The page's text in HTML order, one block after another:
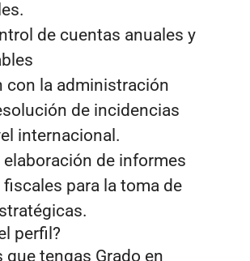
de cuentas anuales y
con la administración
de incidencias
internacional.
elaboración de informes
para la toma de
perfil?
que tengas Grado en